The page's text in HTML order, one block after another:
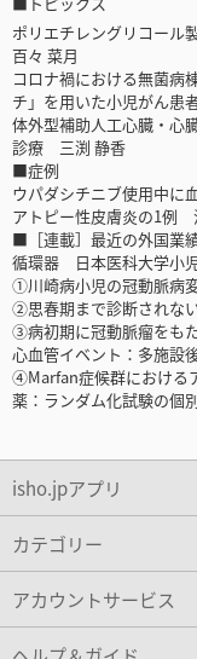
ポリエチレングリコール
百々 菜月
コロナ禍における無菌病
チ」を用いた小児がん
体外型補助人工心臓・心
診療 三渕 静香
■症例
ウパダシチニブ使用中に
アトピー性皮膚炎の1例
■［連載］最近の外国業
循環器 日本医科大学小
①川崎病小児の冠動脈病
②思春期まで診断されな
③病初期に冠動脈瘤をも
心血管イベント：多施設
④Marfan症候群における
薬：ランダム化試験の個
isho.jpアプリ
カテゴリー
アカウントサービス